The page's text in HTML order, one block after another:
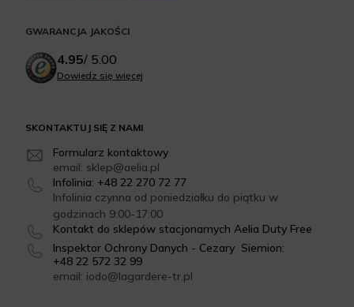
SKONTAKTUJ SIĘ Z NAMI
Formularz kontaktowy
email: sklep@aelia.pl
Infolinia: +48 22 270 72 77
Infolinia czynna od poniedziałku do piątku w
godzinach 9:00-17:00
Kontakt do sklepów stacjonarnych Aelia Duty Free
Inspektor Ochrony Danych - Cezary Siemion:
+48 22 572 32 99
email: iodo@lagardere-tr.pl
GWARANCJA JAKOŚCI
4.95/ 5.00
Dowiedz się więcej